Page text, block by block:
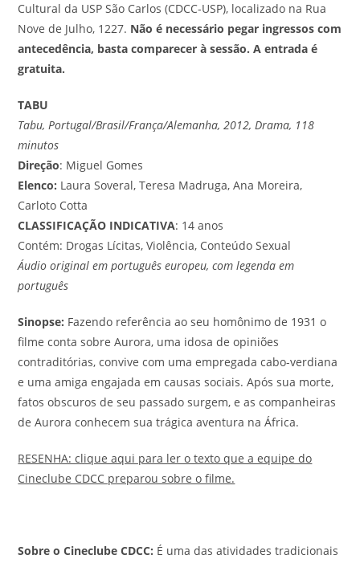
Cultural da USP São Carlos (CDCC-USP), localizado na Rua
Nove de Julho, 1227. Não é necessário pegar ingressos com
antecedência, basta comparecer à sessão. A entrada é
gratuita.
TABU
Tabu, Portugal/Brasil/França/Alemanha, 2012, Drama, 118
minutos
Direção: Miguel Gomes
Elenco: Laura Soveral, Teresa Madruga, Ana Moreira,
Carloto Cotta
CLASSIFICAÇÃO INDICATIVA: 14 anos
Contém: Drogas Lícitas, Violência, Conteúdo Sexual
Áudio original em português europeu, com legenda em
português
Sinopse: Fazendo referência ao seu homônimo de 1931 o
filme conta sobre Aurora, uma idosa de opiniões
contraditórias, convive com uma empregada cabo-verdiana
e uma amiga engajada em causas sociais. Após sua morte,
fatos obscuros de seu passado surgem, e as companheiras
de Aurora conhecem sua trágica aventura na África.
RESENHA: clique aqui para ler o texto que a equipe do
Cineclube CDCC preparou sobre o filme.
Sobre o Cineclube CDCC: É uma das atividades tradicionais